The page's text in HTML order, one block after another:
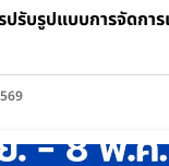
ปรับรูปแบบการจัดการ